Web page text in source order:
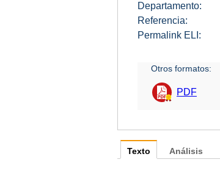
Departamento:
Referencia:
Permalink ELI:
Otros formatos:
PDF
Texto Análisis